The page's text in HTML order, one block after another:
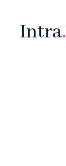
Intra.